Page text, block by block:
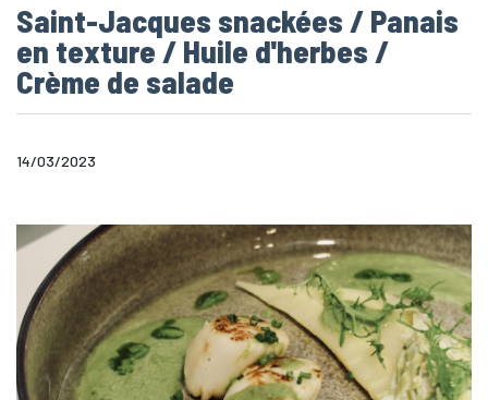
Saint-Jacques snackées / Panais
en texture / Huile d'herbes /
Crème de salade
14/03/2023